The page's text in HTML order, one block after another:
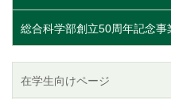
総合科学部創立50周年記念事
在学生向けページ